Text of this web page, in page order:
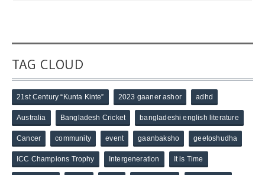
TAG CLOUD
21st Century “Kunta Kinte” 2023 gaaner ashor adhd
Australia Bangladesh Cricket bangladeshi english literature
Cancer community event gaanbaksho geetoshudha
ICC Champions Trophy Intergeneration It is Time